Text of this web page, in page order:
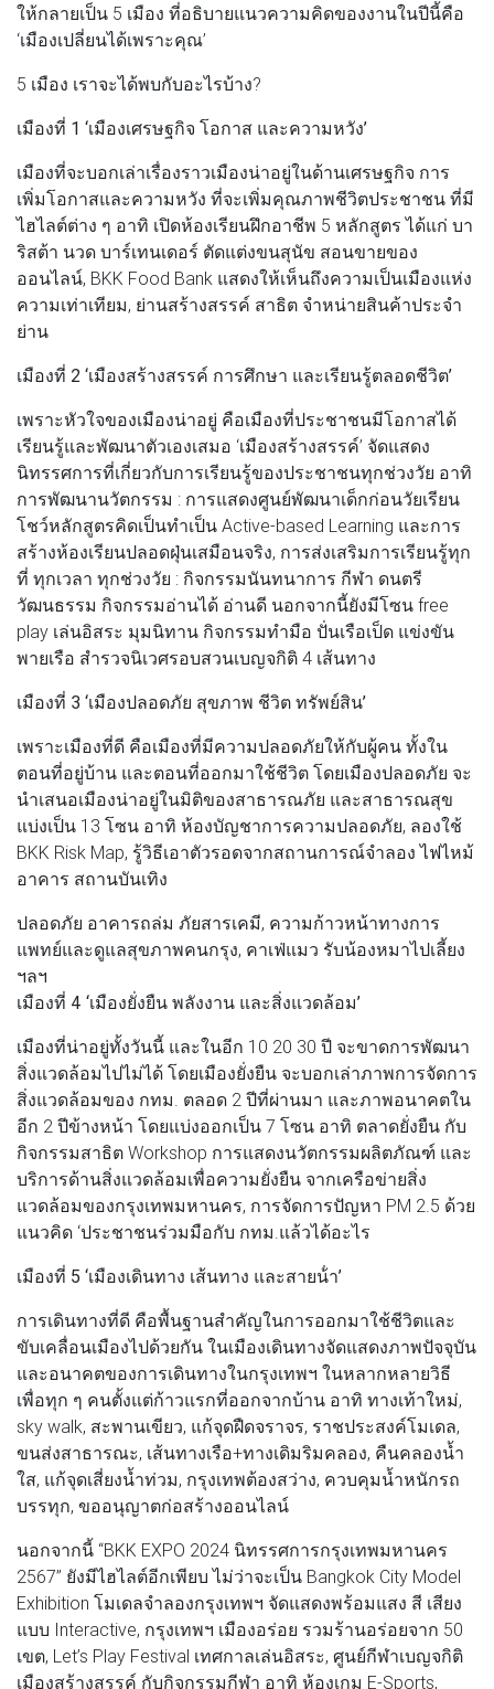
ให้กลายเป็น 5 เมือง ที่อธิบายแนวความคิดของงานในปีนี้คือ
‘เมืองเปลี่ยนได้เพราะคุณ’
5 เมือง เราจะได้พบกับอะไรบ้าง?
เมืองที่ 1 ‘เมืองเศรษฐกิจ โอกาส และความหวัง’
เมืองที่จะบอกเล่าเรื่องราวเมืองน่าอยู่ในด้านเศรษฐกิจ การ
เพิ่มโอกาสและความหวัง ที่จะเพิ่มคุณภาพชีวิตประชาชน ที่มี
ไฮไลต์ต่าง ๆ อาทิ เปิดห้องเรียนฝึกอาชีพ 5 หลักสูตร ได้แก่ บา
ริสต้า นวด บาร์เทนเดอร์ ตัดแต่งขนสุนัข สอนขายของ
ออนไลน์, BKK Food Bank แสดงให้เห็นถึงความเป็นเมืองแห่ง
ความเท่าเทียม, ย่านสร้างสรรค์ สาธิต จําหน่ายสินค้าประจํา
ย่าน
เมืองที่ 2 ‘เมืองสร้างสรรค์ การศึกษา และเรียนรู้ตลอดชีวิต’
เพราะหัวใจของเมืองน่าอยู่ คือเมืองที่ประชาชนมีโอกาสได้
เรียนรู้และพัฒนาตัวเองเสมอ ‘เมืองสร้างสรรค์’ จัดแสดง
นิทรรศการที่เกี่ยวกับการเรียนรู้ของประชาชนทุกช่วงวัย อาทิ
การพัฒนานวัตกรรม : การแสดงศูนย์พัฒนาเด็กก่อนวัยเรียน
โชว์หลักสูตรคิดเป็นทําเป็น Active-based Learning และการ
สร้างห้องเรียนปลอดฝุ่นเสมือนจริง, การส่งเสริมการเรียนรู้ทุก
ที่ ทุกเวลา ทุกช่วงวัย : กิจกรรมนันทนาการ กีฬา ดนตรี
วัฒนธรรม กิจกรรมอ่านได้ อ่านดี นอกจากนี้ยังมีโซน free
play เล่นอิสระ มุมนิทาน กิจกรรมทํามือ ปั่นเรือเป็ด แข่งขัน
พายเรือ สํารวจนิเวศรอบสวนเบญจกิติ 4 เส้นทาง
เมืองที่ 3 ‘เมืองปลอดภัย สุขภาพ ชีวิต ทรัพย์สิน’
เพราะเมืองที่ดี คือเมืองที่มีความปลอดภัยให้กับผู้คน ทั้งใน
ตอนที่อยู่บ้าน และตอนที่ออกมาใช้ชีวิต โดยเมืองปลอดภัย จะ
นำเสนอเมืองน่าอยู่ในมิติของสาธารณภัย และสาธารณสุข
แบ่งเป็น 13 โซน อาทิ ห้องบัญชาการความปลอดภัย, ลองใช้
BKK Risk Map, รู้วิธีเอาตัวรอดจากสถานการณ์จำลอง ไฟไหม้
อาคาร สถานบันเทิง
ปลอดภัย อาคารถล่ม ภัยสารเคมี, ความก้าวหน้าทางการ
แพทย์และดูแลสุขภาพคนกรุง, คาเฟ่แมว รับน้องหมาไปเลี้ยง
ฯลฯ
เมืองที่ 4 ‘เมืองยั่งยืน พลังงาน และสิ่งแวดล้อม’
เมืองที่น่าอยู่ทั้งวันนี้ และในอีก 10 20 30 ปี จะขาดการพัฒนา
สิ่งแวดล้อมไปไม่ได้ โดยเมืองยั่งยืน จะบอกเล่าภาพการจัดการ
สิ่งแวดล้อมของ กทม. ตลอด 2 ปีที่ผ่านมา และภาพอนาคตใน
อีก 2 ปีข้างหน้า โดยแบ่งออกเป็น 7 โซน อาทิ ตลาดยั่งยืน กับ
กิจกรรมสาธิต Workshop การแสดงนวัตกรรมผลิตภัณฑ์ และ
บริการด้านสิ่งแวดล้อมเพื่อความยั่งยืน จากเครือข่ายสิ่ง
แวดล้อมของกรุงเทพมหานคร, การจัดการปัญหา PM 2.5 ด้วย
แนวคิด ‘ประชาชนร่วมมือกับ กทม.แล้วได้อะไร
เมืองที่ 5 ‘เมืองเดินทาง เส้นทาง และสายน้ํา’
การเดินทางที่ดี คือพื้นฐานสำคัญในการออกมาใช้ชีวิตและ
ขับเคลื่อนเมืองไปด้วยกัน ในเมืองเดินทางจัดแสดงภาพปัจจุบัน
และอนาคตของการเดินทางในกรุงเทพฯ ในหลากหลายวิธี
เพื่อทุก ๆ คนตั้งแต่ก้าวแรกที่ออกจากบ้าน อาทิ ทางเท้าใหม่,
sky walk, สะพานเขียว, แก้จุดฝืดจราจร, ราชประสงค์โมเดล,
ขนส่งสาธารณะ, เส้นทางเรือ+ทางเดิมริมคลอง, คืนคลองน้ำ
ใส, แก้จุดเสี่ยงน้ำท่วม, กรุงเทพต้องสว่าง, ควบคุมน้ำหนักรถ
บรรทุก, ขออนุญาตก่อสร้างออนไลน์
นอกจากนี้ “BKK EXPO 2024 นิทรรศการกรุงเทพมหานคร
2567” ยังมีไฮไลต์อีกเพียบ ไม่ว่าจะเป็น Bangkok City Model
Exhibition โมเดลจำลองกรุงเทพฯ จัดแสดงพร้อมแสง สี เสียง
แบบ Interactive, กรุงเทพฯ เมืองอร่อย รวมร้านอร่อยจาก 50
เขต, Let’s Play Festival เทศกาลเล่นอิสระ, ศูนย์กีฬาเบญจกิติ
เมืองสร้างสรรค์ กับกิจกรรมกีฬา อาทิ ห้องเกม E-Sports,